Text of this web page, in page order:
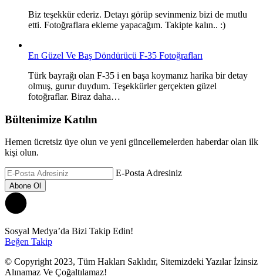
Biz teşekkür ederiz. Detayı görüp sevinmeniz bizi de mutlu
etti. Fotoğraflara ekleme yapacağım. Takipte kalın.. :)
En Güzel Ve Baş Döndürücü F-35 Fotoğrafları
Türk bayrağı olan F-35 i en başa koymanız harika bir detay
olmuş, gurur duydum. Teşekkürler gerçekten güzel
fotoğraflar. Biraz daha…
Bültenimize Katılın
Hemen ücretsiz üye olun ve yeni güncellemelerden haberdar olan ilk
kişi olun.
E-Posta Adresiniz
Sosyal Medya’da Bizi Takip Edin!
Beğen Takip
© Copyright 2023, Tüm Hakları Saklıdır, Sitemizdeki Yazılar İzinsiz
Alınamaz Ve Çoğaltılamaz!